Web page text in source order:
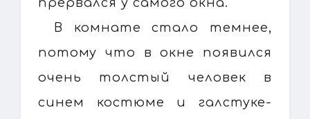
В комнате стало темнее,
потому что в окне появился
очень толстый человек в
синем костюме и галстуке-